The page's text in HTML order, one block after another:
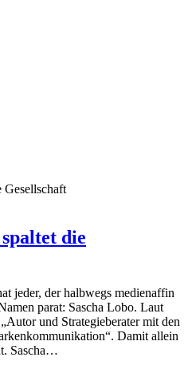
die
jeder, der halbwegs medienaffin
parat: Sascha Lobo. Laut
und Strategieberater mit den
Damit allein
Sascha…